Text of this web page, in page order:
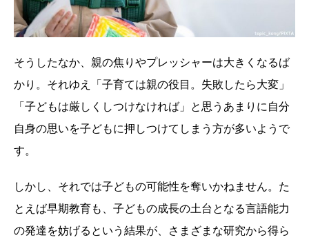
そうしたなか、親の焦りやプレッシャーは大きくなるば
かり。それゆえ「子育ては親の役目。失敗したら大変」
「子どもは厳しくしつけなければ」と思うあまりに自分
自身の思いを子どもに押しつけてしまう方が多いようで
す。
しかし、それでは子どもの可能性を奪いかねません。た
とえば早期教育も、子どもの成長の土台となる言語能力
の発達を妨げるという結果が、さまざまな研究から得ら